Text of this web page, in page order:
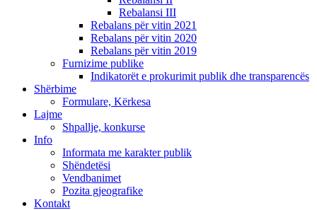
Rebalansi III
Rebalans për vitin 2021
Rebalans për vitin 2020
Rebalans për vitin 2019
Furnizime publike
Indikatorët e prokurimit publik dhe transparencës
Shërbime
Formulare, Kërkesa
Lajme
Shpallje, konkurse
Info
Informata me karakter publik
Shëndetësi
Vendbanimet
Pozita gjeografike
Kontakt